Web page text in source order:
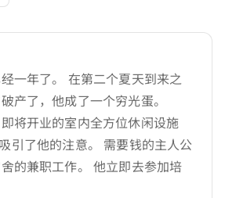
一年了。 在第二个夏天到来之
产了，他成了一个穷光蛋。
将开业的室内全方位休闲设施
引了他的注意。 需要钱的主人公
的兼职工作。 他立即去参加培